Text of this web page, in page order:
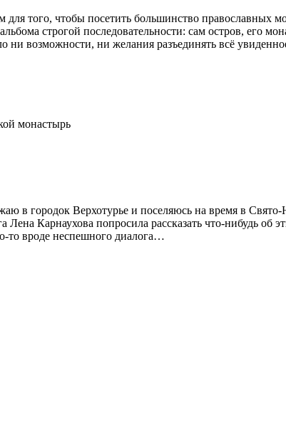
для того, чтобы посетить большинство православных
строгой последовательности: сам остров, его
возможности, ни желания разъединять всё
монастырь
в городок Верхотурье и поселяюсь на время в
Лена Карнаухова попросила рассказать что-нибудь
то вроде неспешного диалога…